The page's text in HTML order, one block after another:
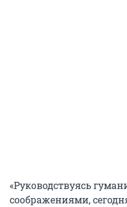
«Руководствуясь
соображениями,